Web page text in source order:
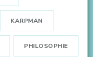
KARPMAN
PHILOSOPHIE